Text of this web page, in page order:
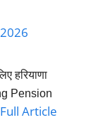
हरियाणा
Pension
Article